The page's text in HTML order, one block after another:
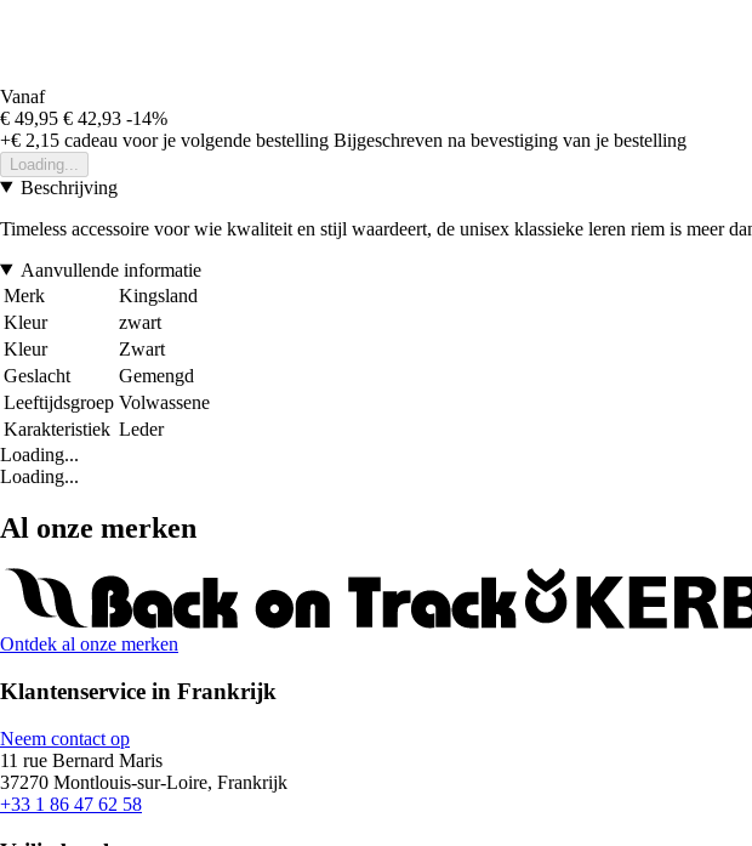
Vanaf
€ 49,95 € 42,93 -14%
+€ 2,15 cadeau voor je volgende bestelling Bijgeschreven na bevestiging van je bestelling
Loading...
Beschrijving
Timeless accessoire voor wie kwaliteit en stijl waardeert, de unisex klassieke leren riem is meer
Aanvullende informatie
Merk
Kingsland
Kleur
zwart
Kleur
Zwart
Geslacht
Gemengd
Leeftijdsgroep Volwassene
Karakteristiek Leder
Loading...
Loading...
Al onze merken
Ontdek al onze merken
Klantenservice in Frankrijk
Neem contact op
11 rue Bernard Maris
37270 Montlouis-sur-Loire, Frankrijk
+33 1 86 47 62 58